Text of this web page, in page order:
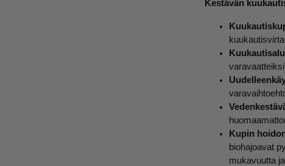
Kestävän
Kupin
biohajoavat
mukavuutta